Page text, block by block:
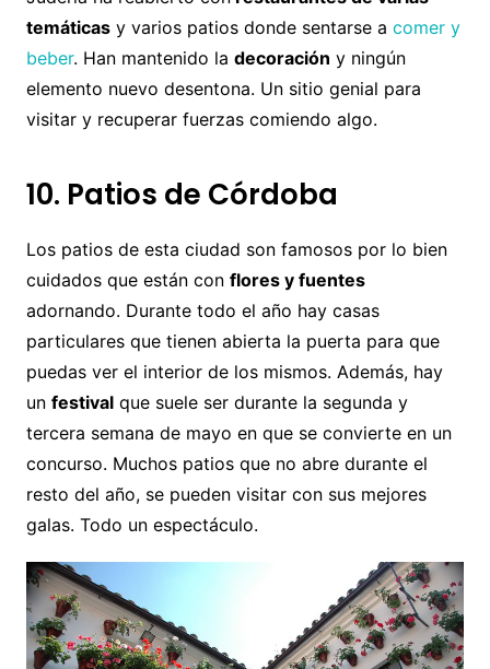
temáticasy varios patios donde sentarse a comer y
beber. Han mantenido la decoración y ningún
elemento nuevo desentona. Un sitio genial para
visitar y recuperar fuerzas comiendo algo.
10. Patios de Córdoba
Los patios de esta ciudad son famosos por lo bien
cuidados que están con flores y fuentes
adornando. Durante todo el año hay casas
particulares que tienen abierta la puerta para que
puedas ver el interior de los mismos. Además, hay
un festivalque suele ser durante la segunda y
tercera semana de mayo en que se convierte en un
concurso. Muchos patios que no abre durante el
resto del año, se pueden visitar con sus mejores
galas. Todo un espectáculo.